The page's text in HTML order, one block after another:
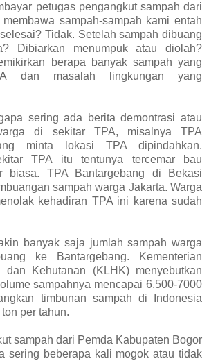
petugas pengangkut sampah dari
sampah-sampah kami entah
Tidak. Setelah sampah dibuang
Dibiarkan menumpuk atau diolah?
berapa banyak sampah yang
dan masalah lingkungan yang
sering ada berita demontrasi atau
di sekitar TPA, misalnya TPA
minta lokasi TPA dipindahkan.
TPA itu tentunya tercemar bau
biasa. TPA Bantargebang di Bekasi
sampah warga Jakarta. Warga
kehadiran TPA ini karena sudah
banyak saja jumlah sampah warga
ke Bantargebang. Kementerian
dan Kehutanan (KLHK) menyebutkan
sampahnya mencapai 6.500-7000
timbunan sampah di Indonesia
per tahun.
sampah dari Pemda Kabupaten Bogor
sering beberapa kali mogok atau tidak